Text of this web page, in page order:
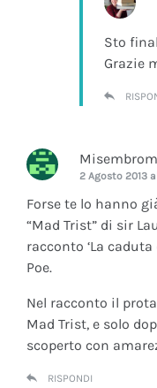
Sto
Grazie
2 Agosto 2013
Forse te lo hanno
“Mad Trist” di sir
racconto ‘La caduta
Poe.
Nel racconto il
Mad Trist, e solo
scoperto con
RISPONDI